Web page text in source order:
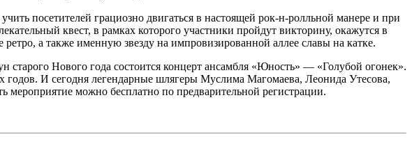
посетителей грациозно двигаться в настоящей рок-н-ролльной манере и при
квест, в рамках которого участники пройдут викторину, окажутся в
ретро, а также именную звезду на импровизированной аллее славы на катке.
Нового года состоится концерт ансамбля «Юность» — «Голубой огонек».
годов. И сегодня легендарные шлягеры Муслима Магомаева, Леонида Утесова,
можно бесплатно по предварительной регистрации.